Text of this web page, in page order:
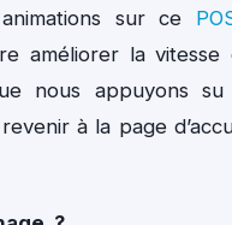
sur ce
améliorer la vitesse
nous appuyons
à la page